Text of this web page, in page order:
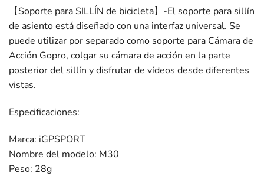
【Soporte para SILLÍN de bicicleta】-El soporte para sillín
de asiento está diseñado con una interfaz universal. Se
puede utilizar por separado como soporte para Cámara de
Acción Gopro, colgar su cámara de acción en la parte
posterior del sillín y disfrutar de vídeos desde diferentes
vistas.
Especificaciones:
Marca: iGPSPORT
Nombre del modelo: M30
Peso: 28g